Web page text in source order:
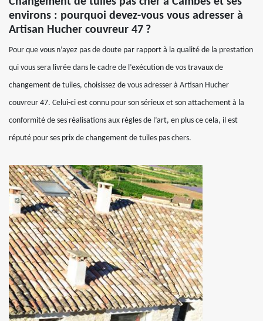
environs : pourquoi devez-vous vous adresser à
Artisan Hucher couvreur 47 ?
Pour que vous n’ayez pas de doute par rapport à la qualité de la prestation
qui vous sera livrée dans le cadre de l’exécution de vos travaux de
changement de tuiles, choisissez de vous adresser à Artisan Hucher
couvreur 47. Celui-ci est connu pour son sérieux et son attachement à la
conformité de ses réalisations aux règles de l’art, en plus ce cela, il est
réputé pour ses prix de changement de tuiles pas chers.